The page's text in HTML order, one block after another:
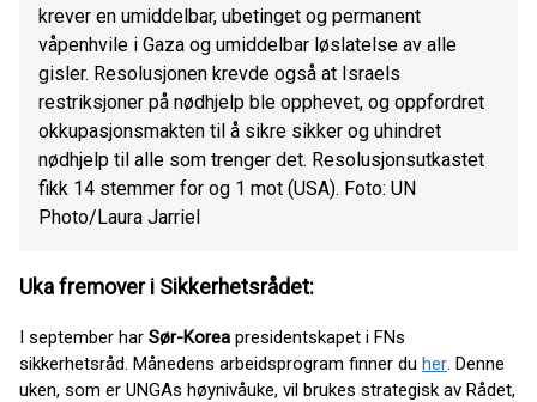
krever en umiddelbar, ubetinget og permanent
våpenhvile i Gaza og umiddelbar løslatelse av alle
gisler. Resolusjonen krevde også at Israels
restriksjoner på nødhjelp ble opphevet, og oppfordret
okkupasjonsmakten til å sikre sikker og uhindret
nødhjelp til alle som trenger det. Resolusjonsutkastet
fikk 14 stemmer for og 1 mot (USA). Foto: UN
Photo/Laura Jarriel
Uka fremover i Sikkerhetsrådet:
I september har Sør-Korea presidentskapet i FNs
sikkerhetsråd. Månedens arbeidsprogram finner du her. Denne
uken, som er UNGAs høynivåuke, vil brukes strategisk av Rådet,